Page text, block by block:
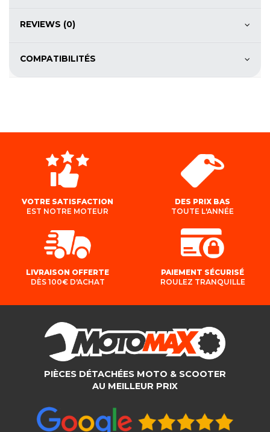
REVIEWS (0)
COMPATIBILITÉS
VOTRE SATISFACTION
EST NOTRE MOTEUR
DES PRIX BAS
TOUTE L'ANNÉE
LIVRAISON OFFERTE
DÈS 100€ D'ACHAT
PAIEMENT SÉCURISÉ
ROULEZ TRANQUILLE
PIÈCES DÉTACHÉES MOTO & SCOOTER
AU MEILLEUR PRIX